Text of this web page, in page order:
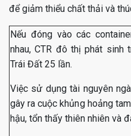
để giảm thiểu chất thải và
Nếu đóng vào các
nhau, CTR đô thị phát sinh
Trái Đất 25 lần.
Việc sử dụng tài nguyên
gây ra cuộc khủng hoảng
hậu, tổn thấy thiên nhiên và